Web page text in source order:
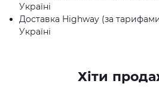
Україні
Доставка Highway (за
Україні
Хіти